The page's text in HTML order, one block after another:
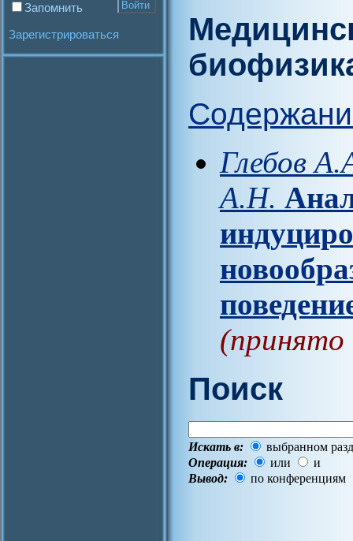
Запомнить
Зарегистрироваться
Глебов
А.Н.
(принято
Поиск
Искать в:
выбранном
Операция:
или
и
Вывод:
по конференциям